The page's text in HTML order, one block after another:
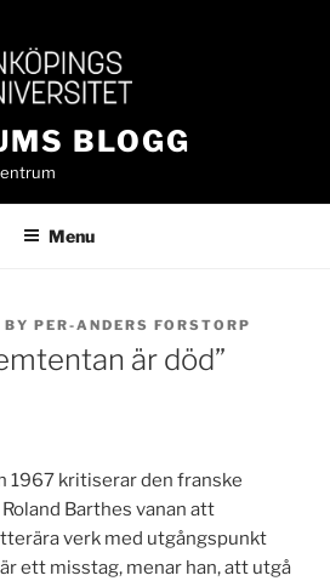
BLOGG
Menu
BY PER-ANDERS FORSTORP
är död”
1967 kritiserar den franske
Barthes vanan att
verk med utgångspunkt
ett misstag, menar han, att utgå